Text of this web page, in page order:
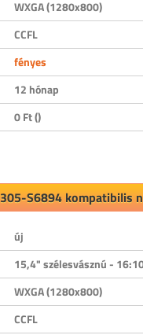
WXGA (1280x800)
CCFL
fényes
12 hónap
0 Ft ()
S6894 kompatibilis
új
15,4" szélesvásznú -
WXGA (1280x800)
CCFL